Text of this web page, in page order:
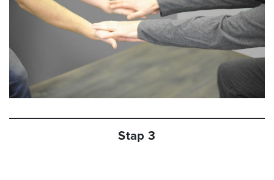
Stap 3